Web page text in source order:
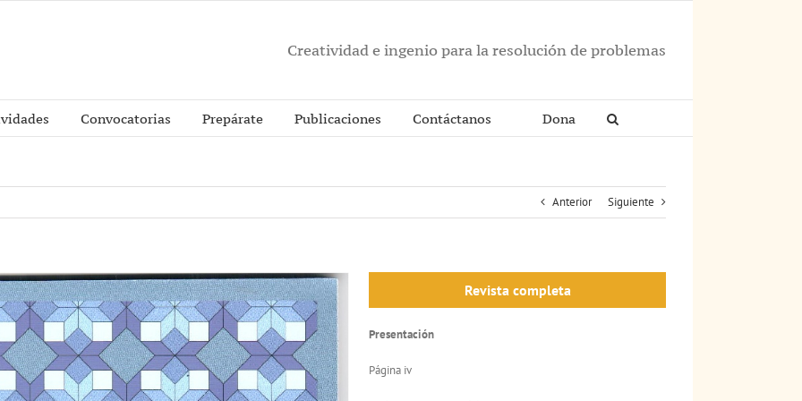
Creatividad e ingenio para la resolución de problemas
Convocatorias Prepárate Publicaciones Contáctanos Dona
Anterior Siguiente
Revista completa
Presentación
Página iv